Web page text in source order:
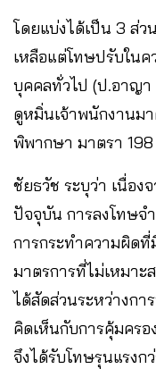
โดยแบ่งได้เป็น 3 ส่วน
เหลือแต่โทษปรับใน
บุคคลทั่วไป (ป.อาญา
ดูหมิ่นเจ้าพนักงานม
พิพากษา มาตรา 198
ชัยธวัช ระบุว่า เนื่อ
ปัจจุบัน การลงโทษจ
การกระทำความผิด
มาตรการที่ไม่เหมา
ได้สัดส่วนระหว่างกา
คิดเห็นกับการคุ้มคร
จึงได้รับโทษรุนแรง